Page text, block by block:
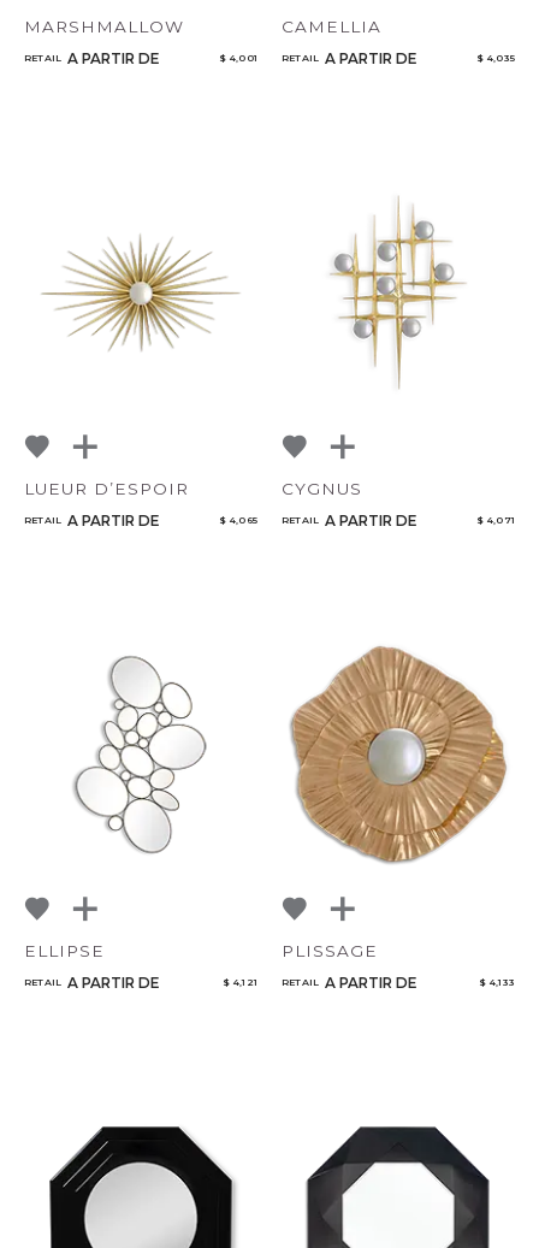
MARSHMALLOW
RETAIL A PARTIR DE $ 4,001
CAMELLIA
RETAIL A PARTIR DE $ 4,035
LUEUR D’ESPOIR
RETAIL A PARTIR DE $ 4,065
CYGNUS
RETAIL A PARTIR DE $ 4,071
ELLIPSE
RETAIL A PARTIR DE $ 4,121
PLISSAGE
RETAIL A PARTIR DE $ 4,133
CANCELAR AÑADIR